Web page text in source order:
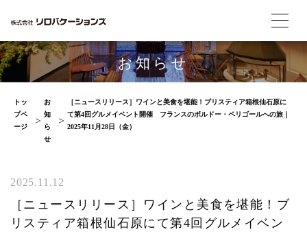
お知らせ
トッ
プペ
ージ
お
知
ら
せ
［ニュースリリース］ワインと美食を堪能！ブリスティア箱根仙石原に
て第4回グルメイベント開催 フランスのボルドー・ペリゴールへの旅｜
2025年11月28日（金）
2025.11.12
［ニュースリリース］ワインと美食を堪能！ブ
リスティア箱根仙石原にて第4回グルメイベン